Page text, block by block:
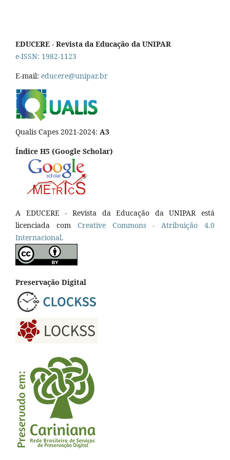
EDUCERE - Revista da Educação da UNIPAR
e-ISSN: 1982-1123
E-mail: educere@unipar.br
Qualis Capes 2021-2024: A3
Índice H5 (Google Scholar)
A EDUCERE - Revista da Educação da UNIPAR está
licenciada com CreativeCommons - Atribuição 4.0
Internacional.
Preservação Digital